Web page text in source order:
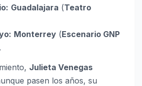
Guadalajara (Teatro
Monterrey (Escenario GNP
Julieta Venegas
pasen los años, su